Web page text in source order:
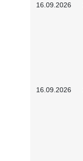
16.09.2026
16.09.2026